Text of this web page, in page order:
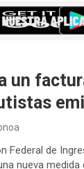
un
Federal de
nueva medida